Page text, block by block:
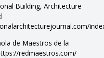
Building, Architecture
de Maestros de la
redmaestros.com/